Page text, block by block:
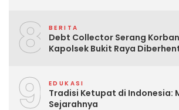
8 BERITA
Debt Collector Serang
Kapolsek Bukit Raya
9 EDUKASI
Tradisi Ketupat di Indonesia:
Sejarahnya